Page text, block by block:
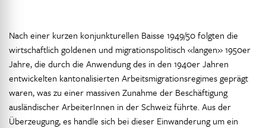
Nach einer kurzen konjunkturellen Baisse 1949/50 folgten die
wirtschaftlich goldenen und migrationspolitisch «langen» 1950er
Jahre, die durch die Anwendung des in den 1940er Jahren
entwickelten kantonalisierten Arbeitsmigrationsregimes geprägt
waren, was zu einer massiven Zunahme der Beschäftigung
ausländischer ArbeiterInnen in der Schweiz führte. Aus der
Überzeugung, es handle sich bei dieser Einwanderung um ein